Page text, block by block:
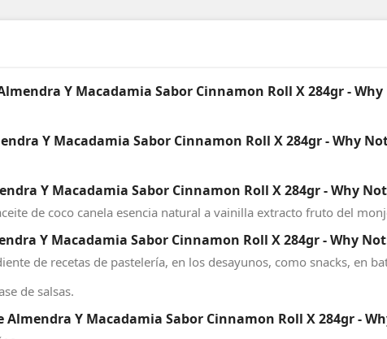
Y Macadamia Sabor Cinnamon Roll X 284gr -
Y Macadamia Sabor Cinnamon Roll X 284gr - Why
Y Macadamia Sabor Cinnamon Roll X 284gr - Why
de coco canela esencia natural a vainilla extracto fruto del
Y Macadamia Sabor Cinnamon Roll X 284gr - Why
de recetas de pastelería, en los desayunos, como snacks, en
de salsas.
Almendra Y Macadamia Sabor Cinnamon Roll X 284gr -